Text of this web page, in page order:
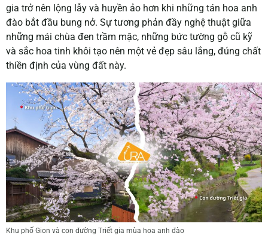
gia trở nên lộng lẫy và huyền ảo hơn khi những tán hoa anh
đào bắt đầu bung nở. Sự tương phản đầy nghệ thuật giữa
những mái chùa đen trầm mặc, những bức tường gỗ cũ kỹ
và sắc hoa tinh khôi tạo nên một vẻ đẹp sâu lắng, đúng chất
thiền định của vùng đất này.
Khu phố Gion và con đường Triết gia mùa hoa anh đào